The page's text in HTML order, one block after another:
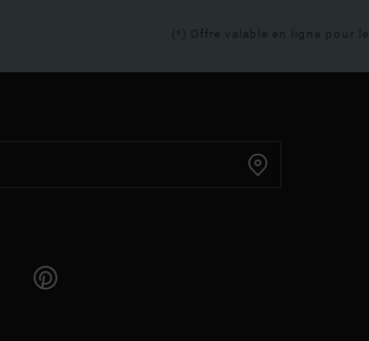
(*) Offre valable en ligne pour